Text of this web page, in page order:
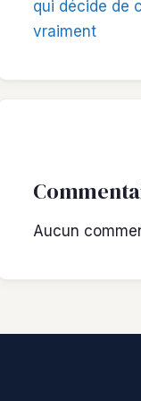
qui décide de
vraiment
Aucun